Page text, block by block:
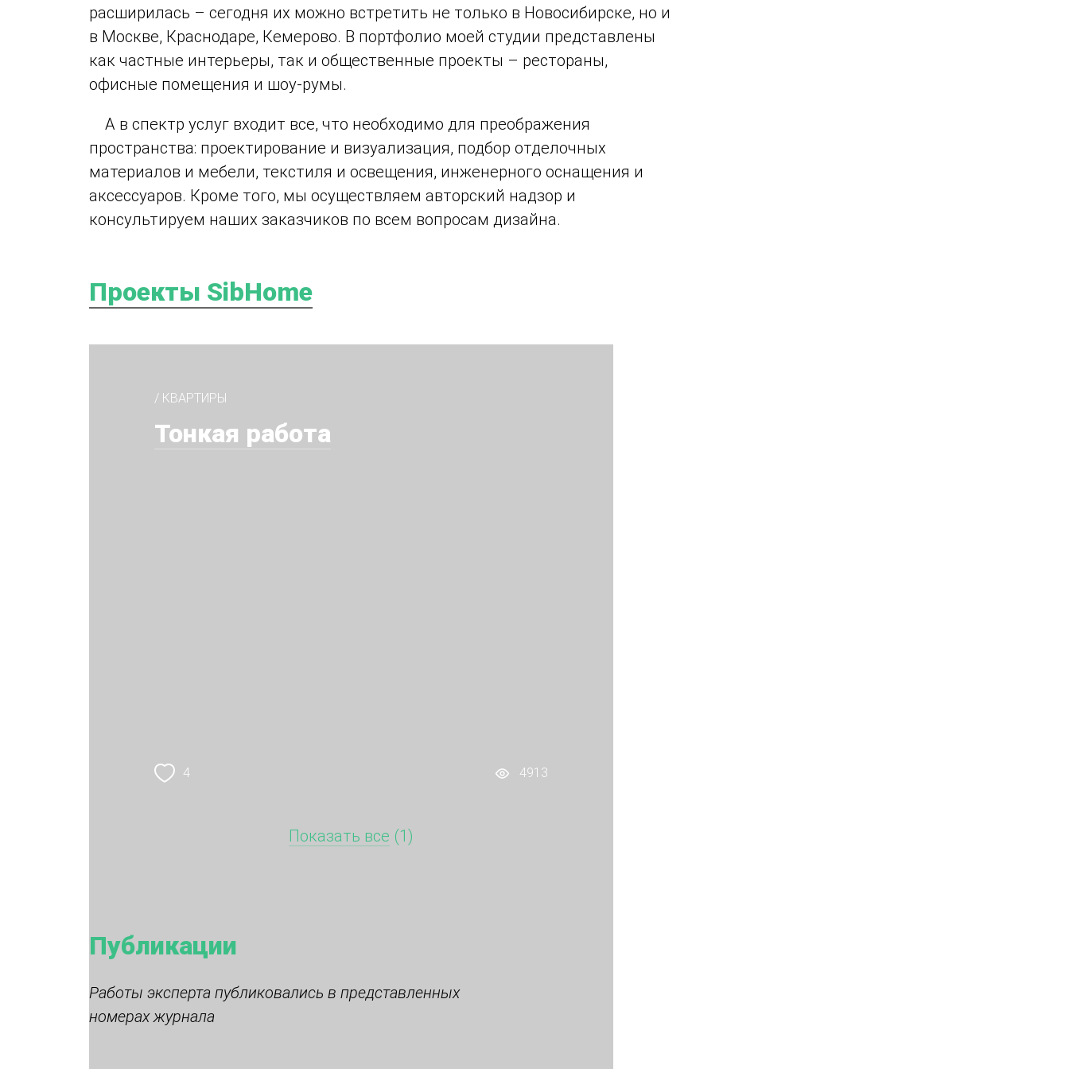
расширилась – сегодня их можно встретить не только в Новосибирске, но и
в Москве, Краснодаре, Кемерово. В портфолио моей студии представлены
как частные интерьеры, так и общественные проекты – рестораны,
офисные помещения и шоу-румы.
А в спектр услуг входит все, что необходимо для преображения
пространства: проектирование и визуализация, подбор отделочных
материалов и мебели, текстиля и освещения, инженерного оснащения и
аксессуаров. Кроме того, мы осуществляем авторский надзор и
консультируем наших заказчиков по всем вопросам дизайна.
Проекты SibHome
/ КВАРТИРЫ
Тонкая работа
4 4913
Показать все (1)
Публикации
Работы эксперта публиковались в представленных
номерах журнала